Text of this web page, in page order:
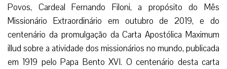
Povos, Cardeal Fernando Filoni, a propósito do Mês
Missionário Extraordinário em outubro de 2019, e do
centenário da promulgação da Carta Apostólica Maximum
illud sobre a atividade dos missionários no mundo, publicada
em 1919 pelo Papa Bento XVI. O centenário desta carta